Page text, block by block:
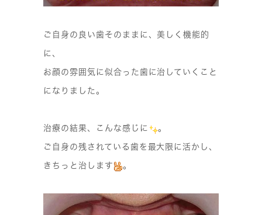
ご自身の良い歯そのままに、美しく機能的
に、
お顔の雰囲気に似合った歯に治していくこと
になりました。
治療の結果、こんな感じに 。
ご自身の残されている歯を最大限に活かし、
きちっと治します 。